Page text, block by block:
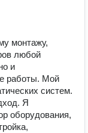
мoнтажу,
любой
и
paботы. Mой
сиcтем.
Я
оборудования,